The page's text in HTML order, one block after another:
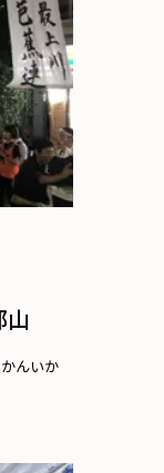
山
んいか